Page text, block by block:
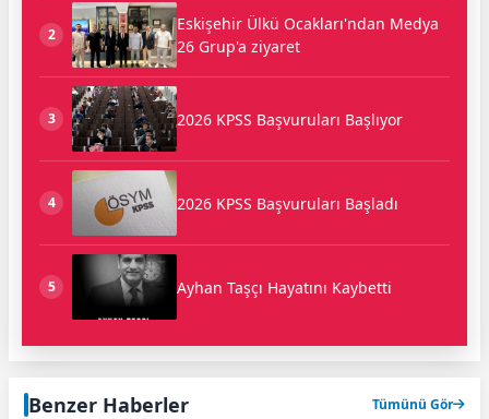
2
Eskişehir Ülkü Ocakları'ndan Medya
26 Grup'a ziyaret
3 2026 KPSS Başvuruları Başlıyor
4 2026 KPSS Başvuruları Başladı
5 Ayhan Taşçı Hayatını Kaybetti
Benzer Haberler Tümünü Gör